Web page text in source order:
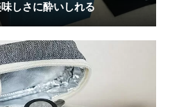
しさに酔いしれる